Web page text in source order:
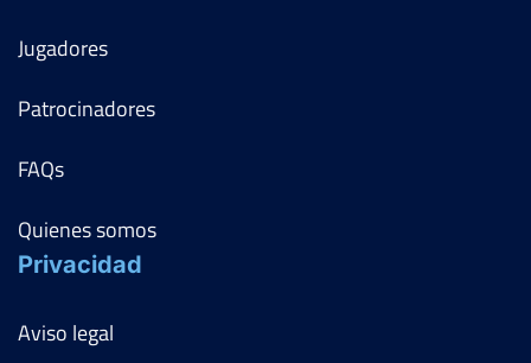
Jugadores
Patrocinadores
FAQs
Quienes somos
Privacidad
Aviso legal